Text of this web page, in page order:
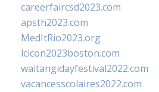
careerfaircsd2023.com
apsth2023.com
MedItRio2023.org
lcicon2023boston.com
waitangidayfestival2022.com
vacancesscolaires2022.com